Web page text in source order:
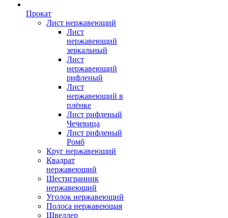
Прокат
Лист нержавеющий
Лист
нержавеющий
зеркальный
Лист
нержавеющий
рифленый
Лист
нержавеющий в
плёнке
Лист рифленый
Чечевица
Лист рифленый
Ромб
Круг нержавеющий
Квадрат
нержавеющий
Шестигранник
нержавеющий
Уголок нержавеющий
Полоса нержавеющая
Швеллер